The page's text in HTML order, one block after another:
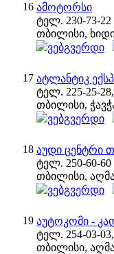
16 ამოტორსი
ტელ. 230-73-22
თბილისი,
ვებგვერდი
17 ატლანტიკ
ტელ. 225-25-28,
თბილისი,
ვებგვერდი
18 აუდი ცენტრი
ტელ. 250-60-60
თბილისი,
ვებგვერდი
19 აუტოკომი -
ტელ. 254-03-03,
თბილისი,